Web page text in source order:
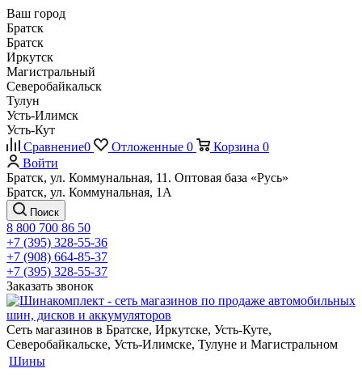
Ваш город
Братск
Братск
Иркутск
Магистральный
Северобайкальск
Тулун
Усть-Илимск
Усть-Кут
Сравнение0 Отложенные 0 Корзина 0
Войти
Братск, ул. Коммунальная, 11. Оптовая база «Русь»
Братск, ул. Коммунальная, 1А
Поиск
8 800 700 86 50
+7 (395) 328-55-36
+7 (908) 664-85-37
+7 (395) 328-55-37
Заказать звонок
Сеть магазинов в Братске, Иркутске, Усть-Куте,
Северобайкальске, Усть-Илимске, Тулуне и Магистральном
Шины